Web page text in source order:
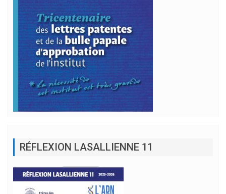
RÉFLEXION LASALLIENNE 11